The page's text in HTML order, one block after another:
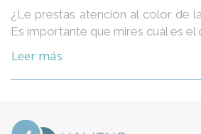
¿Le prestas atención al color de
Es importante que mires cuál es el
Leer más